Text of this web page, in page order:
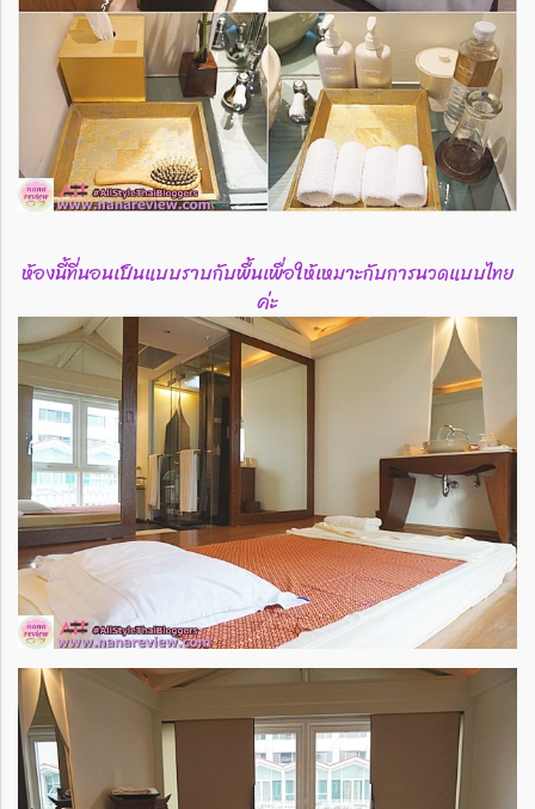
ห้องนี้ที่นอนเป็นแบบราบกับพื้นเพื่อให้เหมาะกับการนวดแบบไทย
ค่ะ